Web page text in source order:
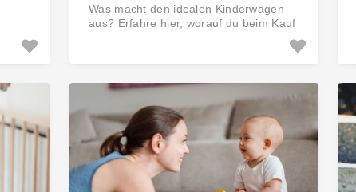
Was macht den idealen Kinderwagen
aus? Erfahre hier, worauf du beim Kauf